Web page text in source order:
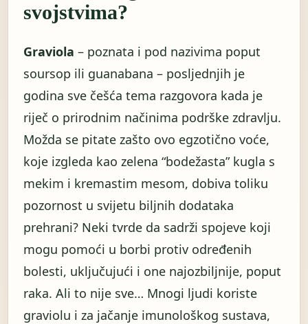
svojstvima?
Graviola – poznata i pod nazivima poput
soursop ili guanabana – posljednjih je
godina sve češća tema razgovora kada je
riječ o prirodnim načinima podrške zdravlju.
Možda se pitate zašto ovo egzotično voće,
koje izgleda kao zelena “bodežasta” kugla s
mekim i kremastim mesom, dobiva toliku
pozornost u svijetu biljnih dodataka
prehrani? Neki tvrde da sadrži spojeve koji
mogu pomoći u borbi protiv određenih
bolesti, uključujući i one najozbiljnije, poput
raka. Ali to nije sve… Mnogi ljudi koriste
graviolu i za jačanje imunološkog sustava,